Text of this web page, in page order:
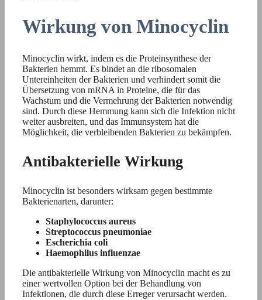
Wirkung von Minocyclin
Minocyclin wirkt, indem es die Proteinsynthese der
Bakterien hemmt. Es bindet an die ribosomalen
Untereinheiten der Bakterien und verhindert somit die
Übersetzung von mRNA in Proteine, die für das
Wachstum und die Vermehrung der Bakterien notwendig
sind. Durch diese Hemmung kann sich die Infektion nicht
weiter ausbreiten, und das Immunsystem hat die
Möglichkeit, die verbleibenden Bakterien zu bekämpfen.
Antibakterielle Wirkung
Minocyclin ist besonders wirksam gegen bestimmte
Bakterienarten, darunter:
Staphylococcus aureus
Streptococcus pneumoniae
Escherichia coli
Haemophilus influenzae
Die antibakterielle Wirkung von Minocyclin macht es zu
einer wertvollen Option bei der Behandlung von
Infektionen, die durch diese Erreger verursacht werden.